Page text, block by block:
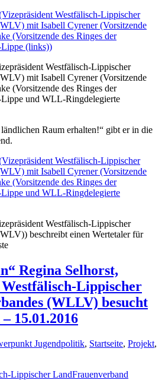
Westfälisch-Lippischer
mit Isabell Cyrener (Vorsitzende
(Vorsitzende des Ringes der
und WLL-Ringdelegierte
Raum erhalten!“ gibt er in die
Westfälisch-Lippischer
beschreibt einen Wertetaler für
Regina Selhorst,
Lippischer
(WLLV) besucht
15.01.2016
Jugendpolitik, Startseite, Projekt,